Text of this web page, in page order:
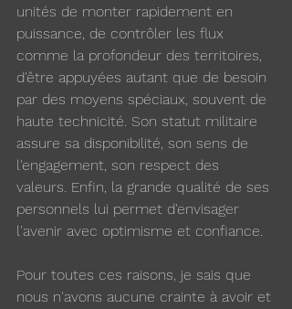
unités de monter rapidement en
puissance, de contrôler les flux
comme la profondeur des territoires,
d'être appuyées autant que de besoin
par des moyens spéciaux, souvent de
haute technicité. Son statut militaire
assure sa disponibilité, son sens de
l'engagement, son respect des
valeurs. Enfin, la grande qualité de ses
personnels lui permet d'envisager
l'avenir avec optimisme et confiance.
Pour toutes ces raisons, je sais que
nous n'avons aucune crainte à avoir et